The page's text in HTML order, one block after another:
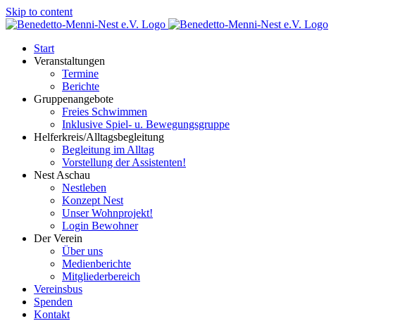
Skip to content
Start
Veranstaltungen
Termine
Berichte
Gruppenangebote
Freies Schwimmen
Inklusive Spiel- u. Bewegungsgruppe
Helferkreis/Alltagsbegleitung
Begleitung im Alltag
Vorstellung der Assistenten!
Nest Aschau
Nestleben
Konzept Nest
Unser Wohnprojekt!
Login Bewohner
Der Verein
Über uns
Medienberichte
Mitgliederbereich
Vereinsbus
Spenden
Kontakt